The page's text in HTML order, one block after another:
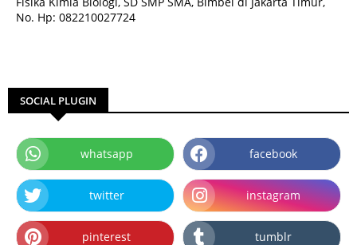
No. Hp: 082210027724
SOCIAL PLUGIN
whatsapp facebook
twitter instagram
pinterest tumblr